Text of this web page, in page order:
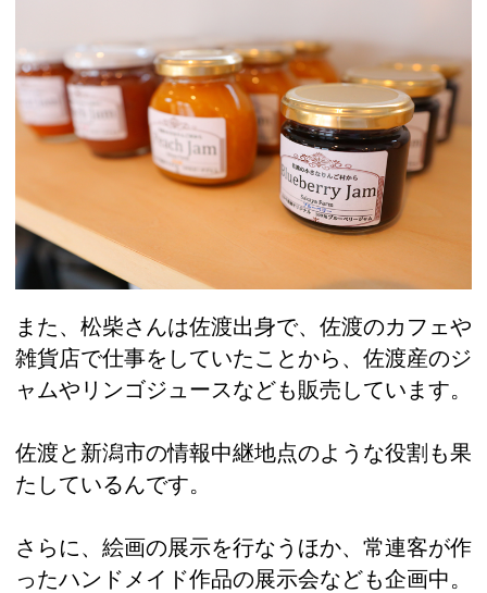
また、松柴さんは佐渡出身で、佐渡のカフェや
雑貨店で仕事をしていたことから、佐渡産のジ
ャムやリンゴジュースなども販売しています。
佐渡と新潟市の情報中継地点のような役割も果
たしているんです。
さらに、絵画の展示を行なうほか、常連客が作
ったハンドメイド作品の展示会なども企画中。